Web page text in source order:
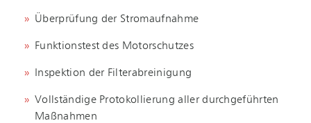
Überprüfung der Stromaufnahme
Funktionstest des Motorschutzes
Inspektion der Filterabreinigung
Vollständige Protokollierung aller durchgeführten
Maßnahmen